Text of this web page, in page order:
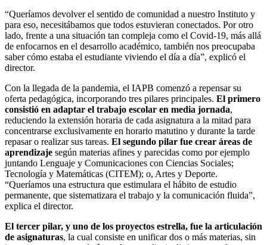
“Queríamos devolver el sentido de comunidad a nuestro Instituto y
para eso, necesitábamos que todos estuvieran conectados. Por otro
lado, frente a una situación tan compleja como el Covid-19, más allá
de enfocarnos en el desarrollo académico, también nos preocupaba
saber cómo estaba el estudiante viviendo el día a día”, explicó el
director.
Con la llegada de la pandemia, el IAPB comenzó a repensar su
oferta pedagógica, incorporando tres pilares principales. El primero
consistió en adaptar el trabajo escolar en media jornada,
reduciendo la extensión horaria de cada asignatura a la mitad para
concentrarse exclusivamente en horario matutino y durante la tarde
repasar o realizar sus tareas. El segundo pilar fue crear áreas de
aprendizaje según materias afines y parecidas como por ejemplo
juntando Lenguaje y Comunicaciones con Ciencias Sociales;
Tecnología y Matemáticas (CITEM); o, Artes y Deporte.
“Queríamos una estructura que estimulara el hábito de estudio
permanente, que sistematizara el trabajo y la comunicación fluida”,
explica el director.
El tercer pilar, y uno de los proyectos estrella, fue la articulación
de asignaturas, la cual consiste en unificar dos o más materias, sin